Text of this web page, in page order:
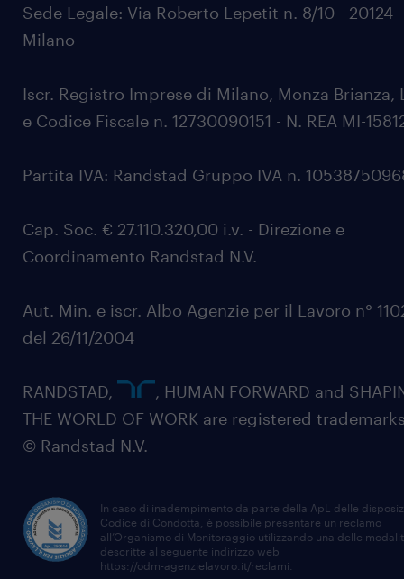
Sede Legale: Via Roberto Lepetit n. 8/10 - 20124
Milano
Iscr. Registro Imprese di Milano, Monza Brianza,
e Codice Fiscale n. 12730090151 - N. REA MI-
Partita IVA: Randstad Gruppo IVA n.
Cap. Soc. € 27.110.320,00 i.v. - Direzione e
Coordinamento Randstad N.V.
Aut. Min. e iscr. Albo Agenzie per il Lavoro n°
del 26/11/2004
RANDSTAD,
, HUMAN FORWARD and
THE WORLD OF WORK are registered
© Randstad N.V.
In caso di inadempimento da parte della ApL delle
Codice di Condotta, è possibile presentare un reclamo
all’Organismo di Monitoraggio utilizzando una delle
descritte al seguente indirizzo web
https://odm-agenzielavoro.it/reclami